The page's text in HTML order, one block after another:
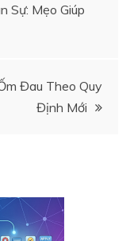
Sự: Mẹo Giúp
Đau Theo Quy
Định Mới